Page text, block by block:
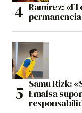
Ramírez:
Samu Rizk:
Emalsa